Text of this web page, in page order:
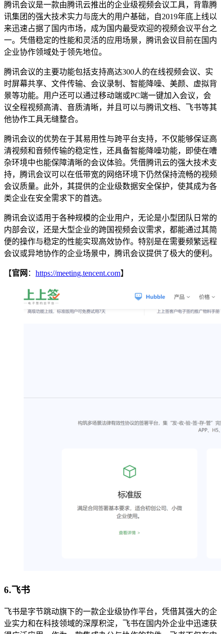
腾讯会议是一款由腾讯云推出的企业级视频会议工具，背靠腾
讯集团的强大技术实力与庞大的用户基础，自2019年底上线以
来迅速占据了国内市场，成为国内最受欢迎的视频会议平台之
一。凭借稳定的性能和灵活的应用场景，腾讯会议目前在国内
企业协作领域处于领先地位。
腾讯会议的主要功能包括支持高达300人的在线视频会议、实
时屏幕共享、文件传输、会议录制、智能降噪、美颜、虚拟背
景等功能。用户还可以通过移动端或PC端一键加入会议，会
议全程视频高清、音质清晰，并且可以与腾讯文档、飞书等其
他协作工具无缝整合。
腾讯会议的优势在于其易用性与跨平台支持，不仅能够保证高
清视频和音频传输的稳定性，还具备智能降噪功能，即使在嘈
杂环境中也能保障清晰的会议体验。凭借腾讯云的强大技术支
持，腾讯会议可以在低带宽的网络环境下仍然保持流畅的视频
会议质量。此外，其提供的企业级数据安全保护，使其成为各
类企业在安全需求下的首选。
腾讯会议适用于各种规模的企业用户，无论是小型团队日常的
内部会议，还是大型企业的跨国视频会议需求，都能通过其简
便的操作与稳定的性能实现高效协作。特别是在需要频繁远程
会议或异地协作的企业场景中，腾讯会议提供了极大的便利。
【官网 ： https://meeting.tencent.com】
6.飞书
飞书是字节跳动旗下的一款企业级协作平台，凭借其强大的企
业实力和在科技领域的深厚积淀，飞书在国内外企业中迅速获